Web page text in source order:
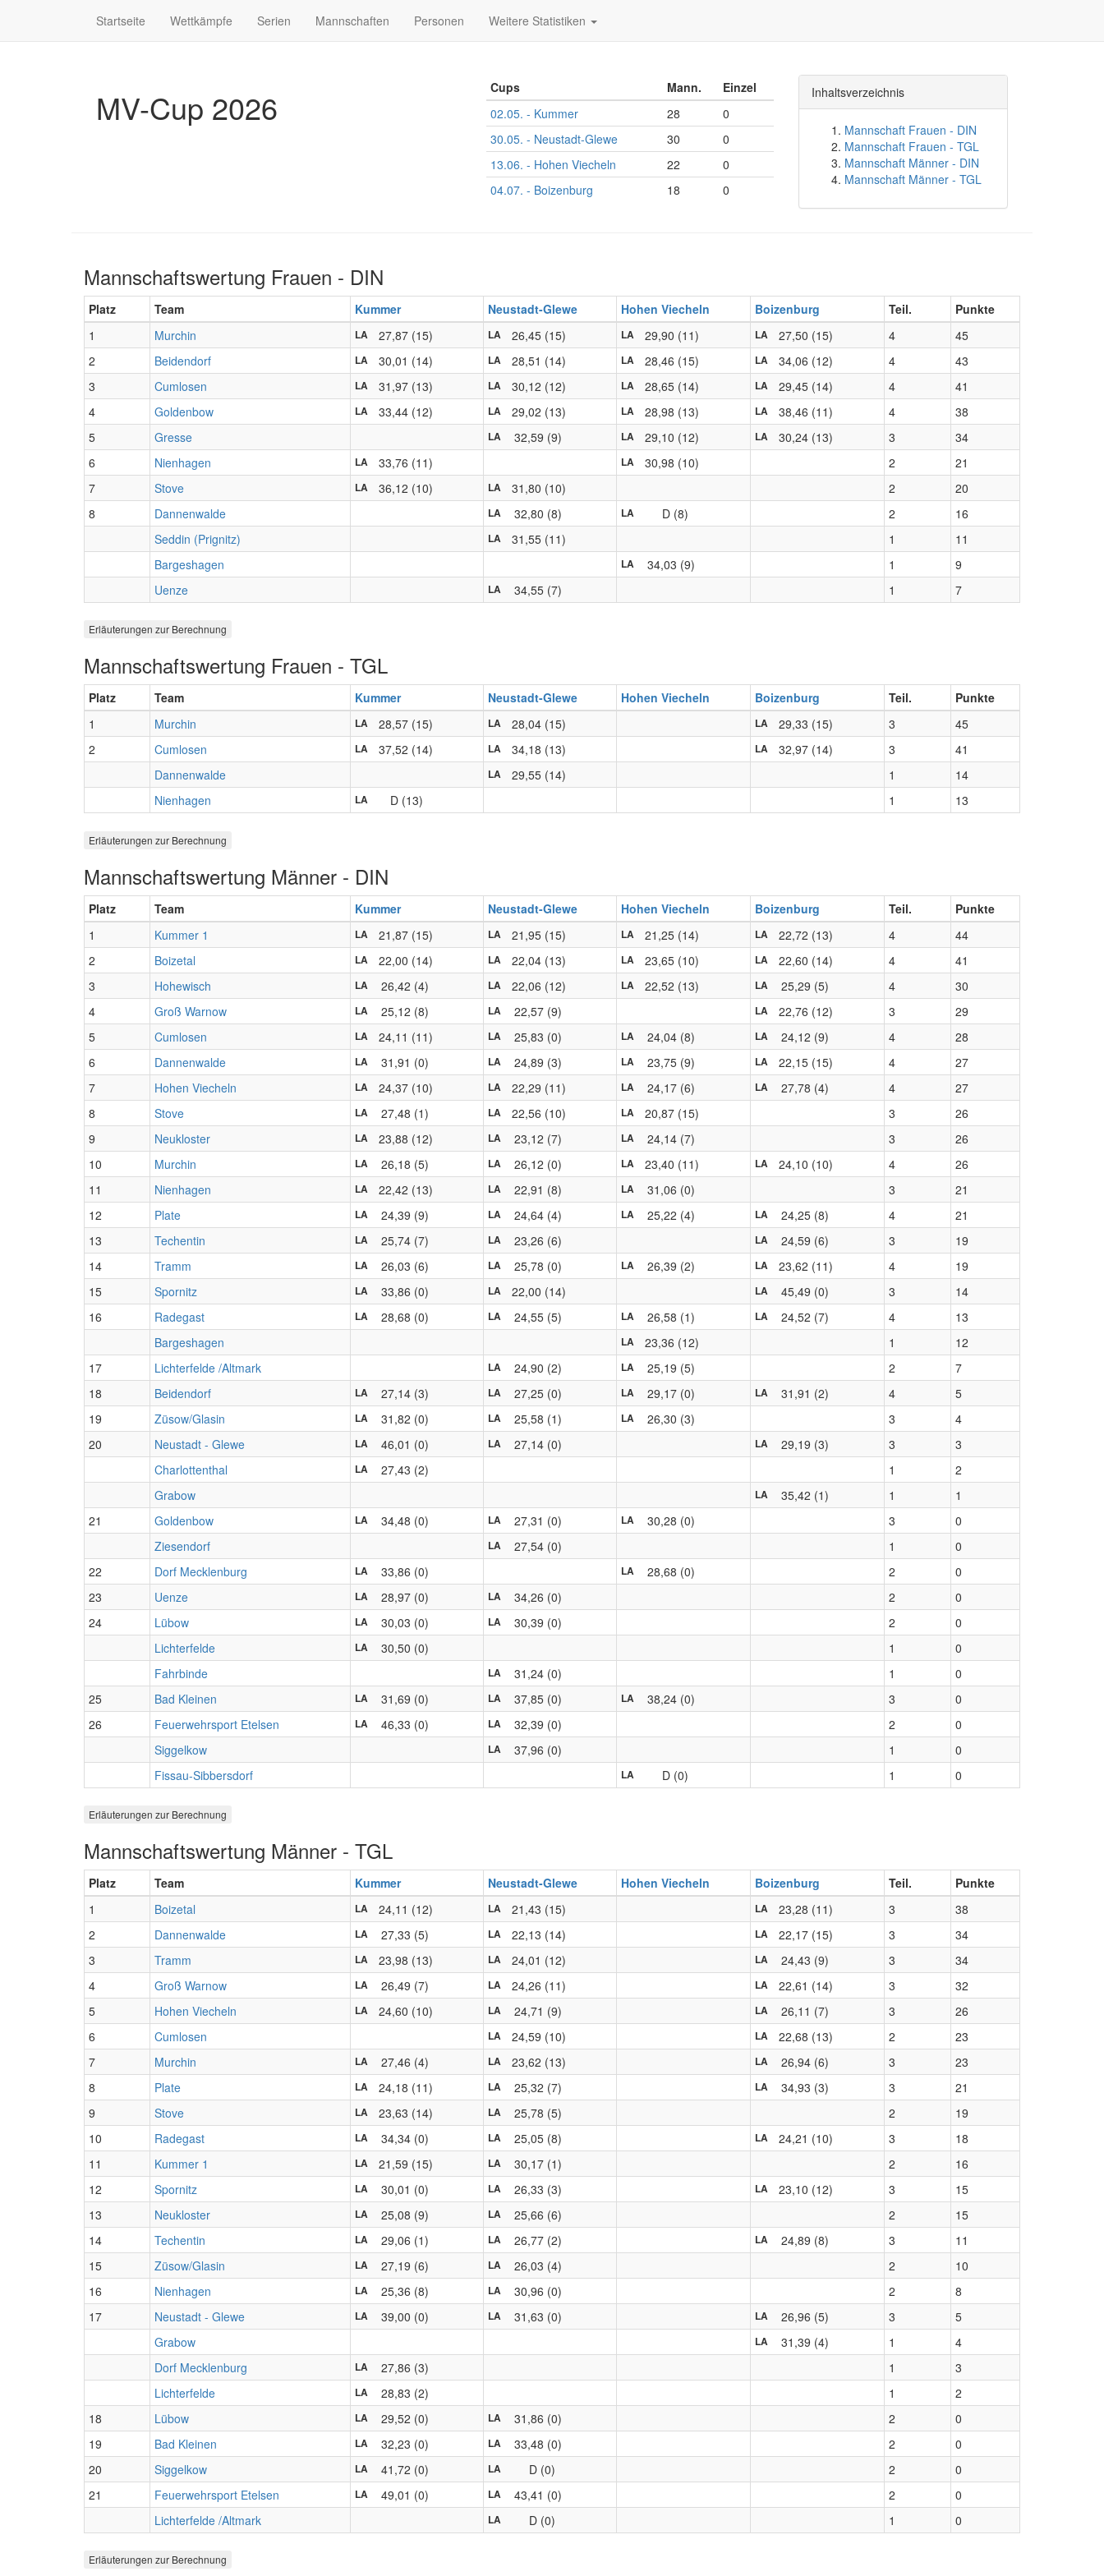
Startseite Wettkämpfe Serien Mannschaften Personen Weitere Statistiken
MV-Cup 2026 Cups Mann.
Einzel
02.05. - Kummer
28
0
30.05. - Neustadt-Glewe
30
0
13.06. - Hohen Viecheln
22
0
04.07. - Boizenburg
18 0
Inhaltsverzeichnis
Mannschaft Frauen - DIN
Mannschaft Frauen - TGL
Mannschaft Männer - DIN
Mannschaft Männer - TGL
Mannschaftswertung Frauen - DIN
Platz Team Kummer Neustadt-Glewe Hohen Viecheln Boizenburg Teil.
Punkte
1
Murchin LA 27,87 (15) LA 26,45 (15) LA 29,90 (11) LA 27,50 (15) 4
45
2
Beidendorf LA 30,01 (14) LA 28,51 (14) LA 28,46 (15) LA 34,06 (12) 4
43
3
Cumlosen LA 31,97 (13) LA 30,12 (12) LA 28,65 (14) LA 29,45 (14) 4
41
4
Goldenbow LA 33,44 (12) LA 29,02 (13) LA 28,98 (13) LA 38,46 (11) 4
38
5
Gresse LA 32,59 (9) LA 29,10 (12) LA 30,24 (13) 3
34
6
Nienhagen LA 33,76 (11) LA 30,98 (10) 2
21
7
Stove LA 36,12 (10) LA 31,80 (10) 2
20
8
Dannenwalde LA 32,80 (8) LA D (8) 2
16
Seddin (Prignitz)
LA 31,55 (11) 1
11
Bargeshagen
LA 34,03 (9) 1
9
Uenze
LA 34,55 (7) 1 7
Erläuterungen zur Berechnung
Mannschaftswertung Frauen - TGL
Platz Team Kummer Neustadt-Glewe Hohen Viecheln Boizenburg Teil.
Punkte
1
Murchin LA 28,57 (15) LA 28,04 (15) LA 29,33 (15) 3
45
2
Cumlosen LA 37,52 (14) LA 34,18 (13) LA 32,97 (14) 3
41
Dannenwalde
LA 29,55 (14) 1
14
Nienhagen
LA D (13) 1 13
Erläuterungen zur Berechnung
Mannschaftswertung Männer - DIN
Platz Team Kummer Neustadt-Glewe Hohen Viecheln Boizenburg Teil.
Punkte
1
Kummer 1 LA 21,87 (15) LA 21,95 (15) LA 21,25 (14) LA 22,72 (13) 4
44
2
Boizetal LA 22,00 (14) LA 22,04 (13) LA 23,65 (10) LA 22,60 (14) 4
41
3
Hohewisch LA 26,42 (4) LA 22,06 (12) LA 22,52 (13) LA 25,29 (5) 4
30
4
Groß Warnow LA 25,12 (8) LA 22,57 (9) LA 22,76 (12) 3
29
5
Cumlosen LA 24,11 (11) LA 25,83 (0) LA 24,04 (8) LA 24,12 (9) 4
28
6
Dannenwalde LA 31,91 (0) LA 24,89 (3) LA 23,75 (9) LA 22,15 (15) 4
27
7
Hohen Viecheln LA 24,37 (10) LA 22,29 (11) LA 24,17 (6) LA 27,78 (4) 4
27
8
Stove LA 27,48 (1) LA 22,56 (10) LA 20,87 (15) 3
26
9
Neukloster LA 23,88 (12) LA 23,12 (7) LA 24,14 (7) 3
26
10
Murchin LA 26,18 (5) LA 26,12 (0) LA 23,40 (11) LA 24,10 (10) 4
26
11
Nienhagen LA 22,42 (13) LA 22,91 (8) LA 31,06 (0) 3
21
12
Plate LA 24,39 (9) LA 24,64 (4) LA 25,22 (4) LA 24,25 (8) 4
21
13
Techentin LA 25,74 (7) LA 23,26 (6) LA 24,59 (6) 3
19
14
Tramm LA 26,03 (6) LA 25,78 (0) LA 26,39 (2) LA 23,62 (11) 4
19
15
Spornitz LA 33,86 (0) LA 22,00 (14) LA 45,49 (0) 3
14
16
Radegast LA 28,68 (0) LA 24,55 (5) LA 26,58 (1) LA 24,52 (7) 4
13
Bargeshagen
LA 23,36 (12) 1
12
17
Lichterfelde /Altmark LA 24,90 (2) LA 25,19 (5) 2
7
18
Beidendorf LA 27,14 (3) LA 27,25 (0) LA 29,17 (0) LA 31,91 (2) 4
5
19
Züsow/Glasin LA 31,82 (0) LA 25,58 (1) LA 26,30 (3) 3
4
20
Neustadt - Glewe LA 46,01 (0) LA 27,14 (0) LA 29,19 (3) 3
3
Charlottenthal
LA 27,43 (2) 1
2
Grabow
LA 35,42 (1) 1
1
21
Goldenbow LA 34,48 (0) LA 27,31 (0) LA 30,28 (0) 3
0
Ziesendorf
LA 27,54 (0) 1
0
22
Dorf Mecklenburg LA 33,86 (0) LA 28,68 (0) 2
0
23
Uenze LA 28,97 (0) LA 34,26 (0) 2
0
24
Lübow LA 30,03 (0) LA 30,39 (0) 2
0
Lichterfelde
LA 30,50 (0) 1
0
Fahrbinde
LA 31,24 (0) 1
0
25
Bad Kleinen LA 31,69 (0) LA 37,85 (0) LA 38,24 (0) 3
0
26
Feuerwehrsport Etelsen LA 46,33 (0) LA 32,39 (0) 2
0
Siggelkow
LA 37,96 (0) 1
0
Fissau-Sibbersdorf
LA D (0) 1 0
Erläuterungen zur Berechnung
Mannschaftswertung Männer - TGL
Platz Team Kummer Neustadt-Glewe Hohen Viecheln Boizenburg Teil.
Punkte
1
Boizetal LA 24,11 (12) LA 21,43 (15) LA 23,28 (11) 3
38
2
Dannenwalde LA 27,33 (5) LA 22,13 (14) LA 22,17 (15) 3
34
3
Tramm LA 23,98 (13) LA 24,01 (12) LA 24,43 (9) 3
34
4
Groß Warnow LA 26,49 (7) LA 24,26 (11) LA 22,61 (14) 3
32
5
Hohen Viecheln LA 24,60 (10) LA 24,71 (9) LA 26,11 (7) 3
26
6
Cumlosen LA 24,59 (10) LA 22,68 (13) 2
23
7
Murchin LA 27,46 (4) LA 23,62 (13) LA 26,94 (6) 3
23
8
Plate LA 24,18 (11) LA 25,32 (7) LA 34,93 (3) 3
21
9
Stove LA 23,63 (14) LA 25,78 (5) 2
19
10
Radegast LA 34,34 (0) LA 25,05 (8) LA 24,21 (10) 3
18
11
Kummer 1 LA 21,59 (15) LA 30,17 (1) 2
16
12
Spornitz LA 30,01 (0) LA 26,33 (3) LA 23,10 (12) 3
15
13
Neukloster LA 25,08 (9) LA 25,66 (6) 2
15
14
Techentin LA 29,06 (1) LA 26,77 (2) LA 24,89 (8) 3
11
15
Züsow/Glasin LA 27,19 (6) LA 26,03 (4) 2
10
16
Nienhagen LA 25,36 (8) LA 30,96 (0) 2
8
17
Neustadt - Glewe LA 39,00 (0) LA 31,63 (0) LA 26,96 (5) 3
5
Grabow
LA 31,39 (4) 1
4
Dorf Mecklenburg
LA 27,86 (3) 1
3
Lichterfelde
LA 28,83 (2) 1
2
18
Lübow LA 29,52 (0) LA 31,86 (0) 2
0
19
Bad Kleinen LA 32,23 (0) LA 33,48 (0) 2
0
20
Siggelkow LA 41,72 (0) LA D (0) 2
0
21
Feuerwehrsport Etelsen LA 49,01 (0) LA 43,41 (0) 2
0
Lichterfelde /Altmark
LA D (0) 1 0
Erläuterungen zur Berechnung